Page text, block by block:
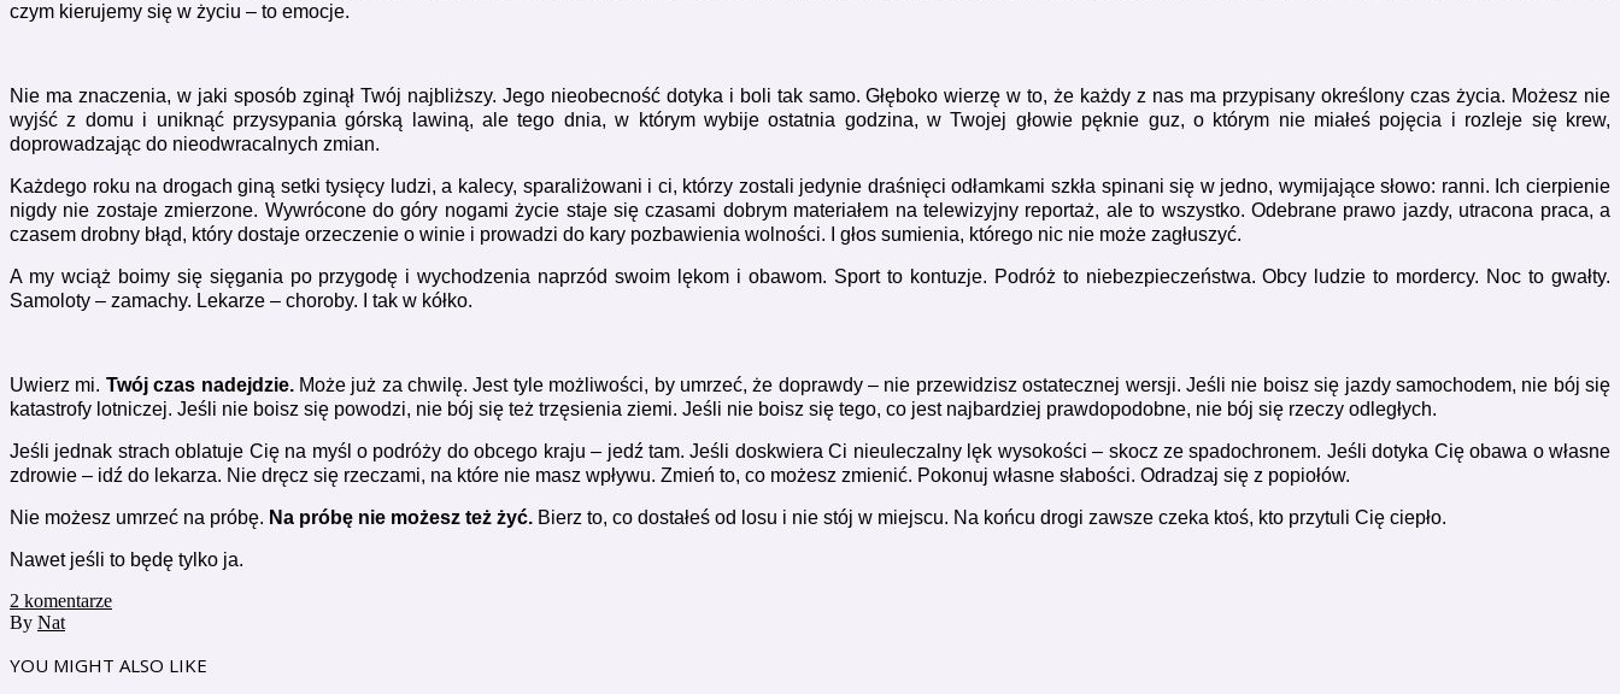
czym kierujemy się w życiu – to emocje.
Nie ma znaczenia, w jaki sposób zginął Twój najbliższy. Jego nieobecność dotyka i boli tak samo. Głęboko wierzę w to, że każdy z nas ma przypisany określony czas życia. Możesz nie
wyjść z domu i uniknąć przysypania górską lawiną, ale tego dnia, w którym wybije ostatnia godzina, w Twojej głowie pęknie guz, o którym nie miałeś pojęcia i rozleje się krew,
doprowadzając do nieodwracalnych zmian.
Każdego roku na drogach giną setki tysięcy ludzi, a kalecy, sparaliżowani i ci, którzy zostali jedynie draśnięci odłamkami szkła spinani się w jedno, wymijające słowo: ranni. Ich cierpienie
nigdy nie zostaje zmierzone. Wywrócone do góry nogami życie staje się czasami dobrym materiałem na telewizyjny reportaż, ale to wszystko. Odebrane prawo jazdy, utracona praca, a
czasem drobny błąd, który dostaje orzeczenie o winie i prowadzi do kary pozbawienia wolności. I głos sumienia, którego nic nie może zagłuszyć.
A my wciąż boimy się sięgania po przygodę i wychodzenia naprzód swoim lękom i obawom. Sport to kontuzje. Podróż to niebezpieczeństwa. Obcy ludzie to mordercy. Noc to gwałty.
Samoloty – zamachy. Lekarze – choroby. I tak w kółko.
Uwierz mi. Twój czas nadejdzie.Może już za chwilę. Jest tyle możliwości, by umrzeć, że doprawdy – nie przewidzisz ostatecznej wersji. Jeśli nie boisz się jazdy samochodem, nie bój się
katastrofy lotniczej. Jeśli nie boisz się powodzi, nie bój się też trzęsienia ziemi. Jeśli nie boisz się tego, co jest najbardziej prawdopodobne, nie bój się rzeczy odległych.
Jeśli jednak strach oblatuje Cię na myśl o podróży do obcego kraju – jedź tam. Jeśli doskwiera Ci nieuleczalny lęk wysokości – skocz ze spadochronem. Jeśli dotyka Cię obawa o własne
zdrowie – idź do lekarza. Nie dręcz się rzeczami, na które nie masz wpływu. Zmień to, co możesz zmienić. Pokonuj własne słabości. Odradzaj się z popiołów.
Nie możesz umrzeć na próbę. Na próbę nie możesz też żyć. Bierz to, co dostałeś od losu i nie stój w miejscu. Na końcu drogi zawsze czeka ktoś, kto przytuli Cię ciepło.
Nawet jeśli to będę tylko ja.
2 komentarze
By Nat
YOU MIGHT ALSO LIKE